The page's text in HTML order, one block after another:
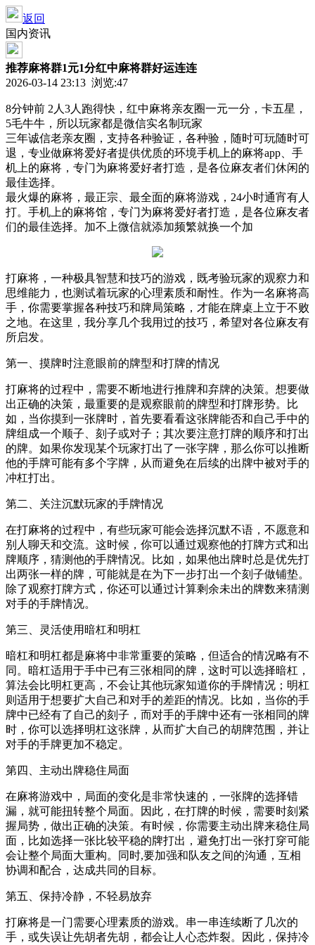
返回
国内资讯
推荐麻将群1元1分红中麻将群好运连连
2026-03-14 23:13 浏览:47
8分钟前 2人3人跑得快，红中麻将亲友圈一元一分，卡五星，
5毛牛牛，所以玩家都是微信实名制玩家
三年诚信老亲友圈，支持各种验证，各种验，随时可玩随时可
退，专业做麻将爱好者提供优质的环境手机上的麻将app、手
机上的麻将，专门为麻将爱好者打造，是各位麻友者们休闲的
最佳选择。
最火爆的麻将，最正宗、最全面的麻将游戏，24小时通宵有人
打。手机上的麻将馆，专门为麻将爱好者打造，是各位麻友者
们的最佳选择。加不上微信就添加频繁就换一个加
打麻将，一种极具智慧和技巧的游戏，既考验玩家的观察力和
思维能力，也测试着玩家的心理素质和耐性。作为一名麻将高
手，你需要掌握各种技巧和牌局策略，才能在牌桌上立于不败
之地。在这里，我分享几个我用过的技巧，希望对各位麻友有
所启发。
第一、摸牌时注意眼前的牌型和打牌的情况
打麻将的过程中，需要不断地进行推牌和弃牌的决策。想要做
出正确的决策，最重要的是观察眼前的牌型和打牌形势。比
如，当你摸到一张牌时，首先要看看这张牌能否和自己手中的
牌组成一个顺子、刻子或对子；其次要注意打牌的顺序和打出
的牌。如果你发现某个玩家打出了一张字牌，那么你可以推断
他的手牌可能有多个字牌，从而避免在后续的出牌中被对手的
冲杠打出。
第二、关注沉默玩家的手牌情况
在打麻将的过程中，有些玩家可能会选择沉默不语，不愿意和
别人聊天和交流。这时候，你可以通过观察他的打牌方式和出
牌顺序，猜测他的手牌情况。比如，如果他出牌时总是优先打
出两张一样的牌，可能就是在为下一步打出一个刻子做铺垫。
除了观察打牌方式，你还可以通过计算剩余未出的牌数来猜测
对手的手牌情况。
第三、灵活使用暗杠和明杠
暗杠和明杠都是麻将中非常重要的策略，但适合的情况略有不
同。暗杠适用于手中已有三张相同的牌，这时可以选择暗杠，
算法会比明杠更高，不会让其他玩家知道你的手牌情况；明杠
则适用于想要扩大自己和对手的差距的情况。比如，当你的手
牌中已经有了自己的刻子，而对手的手牌中还有一张相同的牌
时，你可以选择明杠这张牌，从而扩大自己的胡牌范围，并让
对手的手牌更加不稳定。
第四、主动出牌稳住局面
在麻将游戏中，局面的变化是非常快速的，一张牌的选择错
漏，就可能扭转整个局面。因此，在打牌的时候，需要时刻紧
握局势，做出正确的决策。有时候，你需要主动出牌来稳住局
面，比如选择一张比较平稳的牌打出，避免打出一张打穿可能
会让整个局面大重构。同时,要加强和队友之间的沟通，互相
协调和配合，达成共同的目标。
第五、保持冷静，不轻易放弃
打麻将是一门需要心理素质的游戏。串一串连续断了几次的
手，或失误让先胡者先胡，都会让人心态炸裂。因此，保持冷